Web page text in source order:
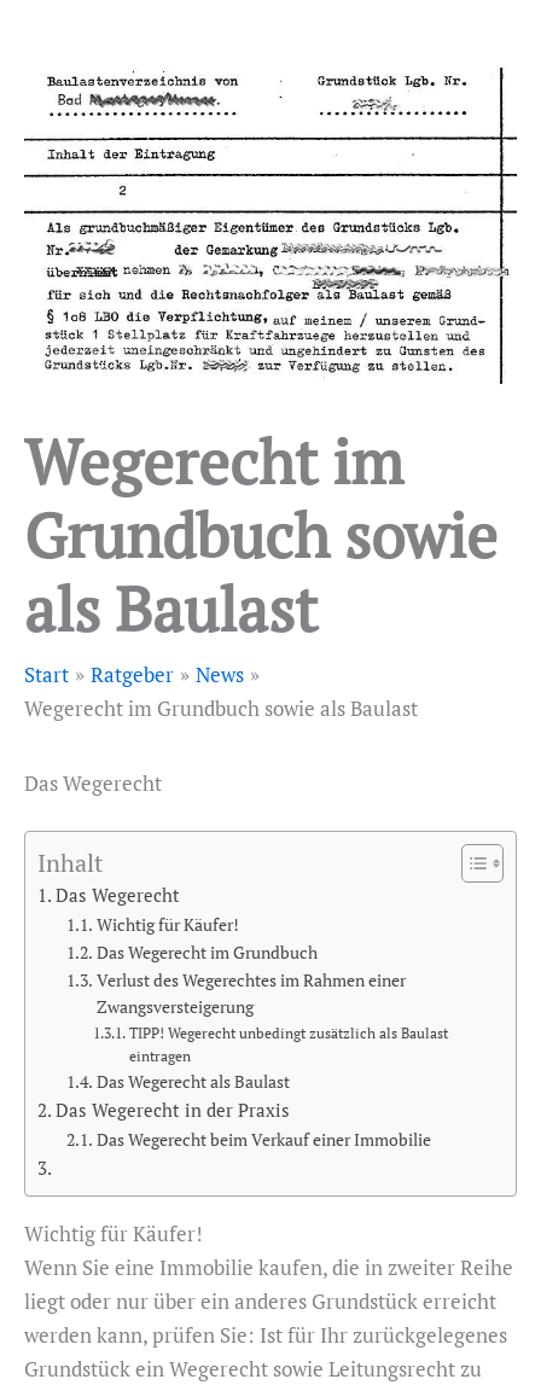
Wegerecht im
Grundbuch sowie
als Baulast
Start Ratgeber
News
Wegerecht im Grundbuch sowie als Baulast
Das Wegerecht
Inhalt
Das Wegerecht
Wichtig für Käufer!
Das Wegerecht im Grundbuch
Verlust des Wegerechtes im Rahmen einer
Zwangsversteigerung
TIPP! Wegerecht unbedingt zusätzlich als Baulast
eintragen
Das Wegerecht als Baulast
Das Wegerecht in der Praxis
Das Wegerecht beim Verkauf einer Immobilie
Wichtig für Käufer!
Wenn Sie eine Immobilie kaufen, die in zweiter Reihe
liegt oder nur über ein anderes Grundstück erreicht
werden kann, prüfen Sie: Ist für Ihr zurückgelegenes
Grundstück ein Wegerecht sowie Leitungsrecht zu